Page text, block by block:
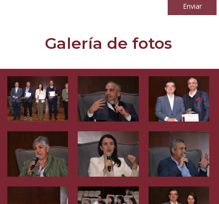
Enviar
Galería de fotos